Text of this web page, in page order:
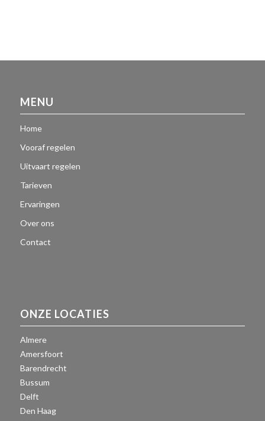
MENU
Home
Vooraf regelen
Uitvaart regelen
Tarieven
Ervaringen
Over ons
Contact
ONZE LOCATIES
Almere
Amersfoort
Barendrecht
Bussum
Delft
Den Haag